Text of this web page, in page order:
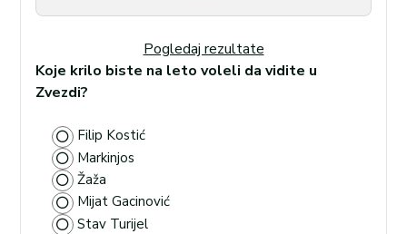
Pogledaj rezultate
Koje krilo biste na leto voleli da vidite u
Zvezdi?
Filip Kostić
Markinjos
Žaža
Mijat Gacinović
Stav Turijel